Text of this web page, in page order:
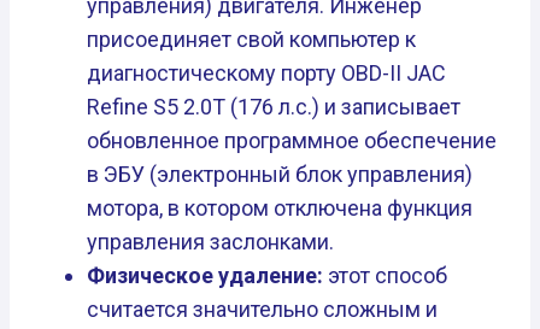
управления) двигателя. Инженер
присоединяет свой компьютер к
диагностическому порту OBD-II JAC
Refine S5 2.0T (176 л.с.) и записывает
обновленное программное обеспечение
в ЭБУ (электронный блок управления)
мотора, в котором отключена функция
управления заслонками.
Физическое удаление: этот способ
считается значительно сложным и